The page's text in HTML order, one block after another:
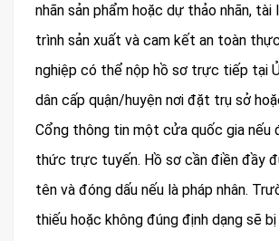
nhãn sản phẩm hoặc dự thảo nhãn, tài
trình sản xuất và cam kết an toàn
nghiệp có thể nộp hồ sơ trực tiếp tại
dân cấp quận/huyện nơi đặt trụ sở
Cổng thông tin một cửa quốc gia nếu
thức trực tuyến. Hồ sơ cần điền đầy
tên và đóng dấu nếu là pháp nhân.
thiếu hoặc không đúng định dạng sẽ